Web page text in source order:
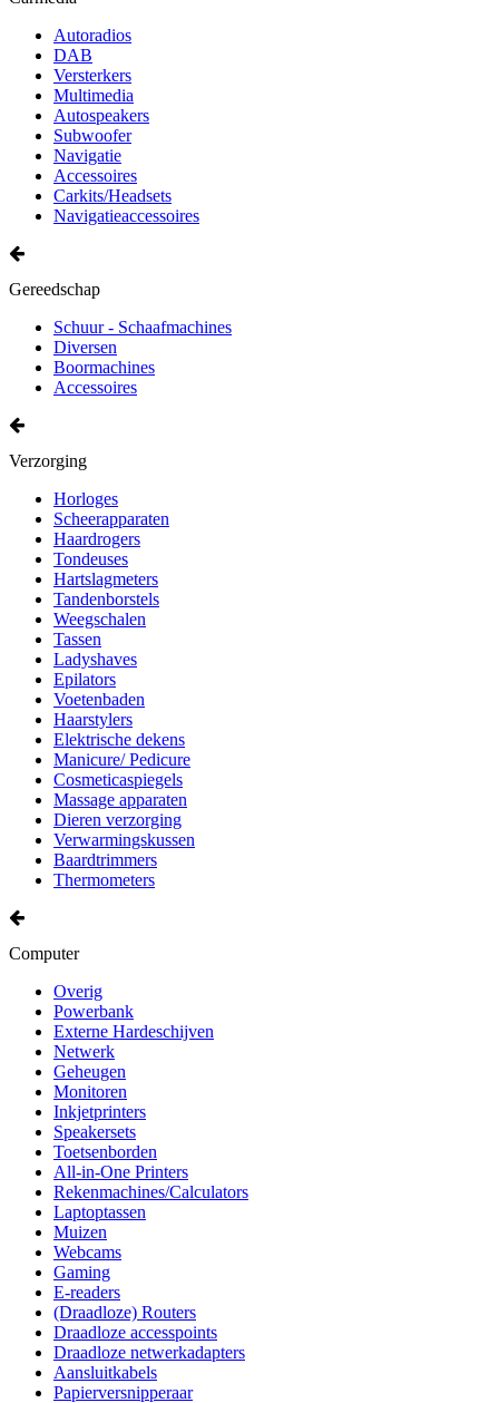
Autoradios
DAB
Versterkers
Multimedia
Autospeakers
Subwoofer
Navigatie
Accessoires
Carkits/Headsets
Navigatieaccessoires
Gereedschap
Schuur - Schaafmachines
Diversen
Boormachines
Accessoires
Verzorging
Horloges
Scheerapparaten
Haardrogers
Tondeuses
Hartslagmeters
Tandenborstels
Weegschalen
Tassen
Ladyshaves
Epilators
Voetenbaden
Haarstylers
Elektrische dekens
Manicure/ Pedicure
Cosmeticaspiegels
Massage apparaten
Dieren verzorging
Verwarmingskussen
Baardtrimmers
Thermometers
Computer
Overig
Powerbank
Externe Hardeschijven
Netwerk
Geheugen
Monitoren
Inkjetprinters
Speakersets
Toetsenborden
All-in-One Printers
Rekenmachines/Calculators
Laptoptassen
Muizen
Webcams
Gaming
E-readers
(Draadloze) Routers
Draadloze accesspoints
Draadloze netwerkadapters
Aansluitkabels
Papierversnipperaar